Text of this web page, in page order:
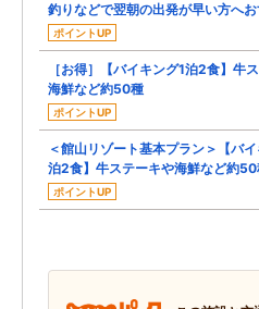
釣りなどで翌朝の出発が早い方へお
ポイントUP
［お得］【バイキング1泊2食】牛
海鮮など約50種
ポイントUP
＜館山リゾート基本プラン＞【バ
泊2食】牛ステーキや海鮮など約
ポイントUP